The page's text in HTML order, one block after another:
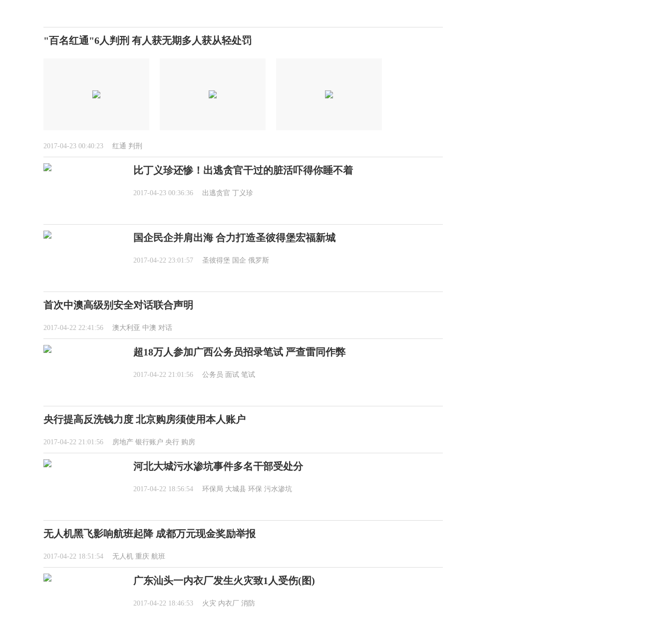
"百名红通"6人判刑 有人获无期多人获从轻处罚
2017-04-23 00:40:23 红通 判刑
比丁义珍还惨！出逃贪官干过的脏活吓得你睡不着
2017-04-23 00:36:36 出逃贪官 丁义珍
国企民企并肩出海 合力打造圣彼得堡宏福新城
2017-04-22 23:01:57 圣彼得堡 国企 俄罗斯
首次中澳高级别安全对话联合声明
2017-04-22 22:41:56 澳大利亚 中澳 对话
超18万人参加广西公务员招录笔试 严查雷同作弊
2017-04-22 21:01:56 公务员 面试 笔试
央行提高反洗钱力度 北京购房须使用本人账户
2017-04-22 21:01:56 房地产 银行账户 央行 购房
河北大城污水渗坑事件多名干部受处分
2017-04-22 18:56:54 环保局 大城县 环保 污水渗坑
无人机黑飞影响航班起降 成都万元现金奖励举报
2017-04-22 18:51:54 无人机 重庆 航班
广东汕头一内衣厂发生火灾致1人受伤(图)
2017-04-22 18:46:53 火灾 内衣厂 消防